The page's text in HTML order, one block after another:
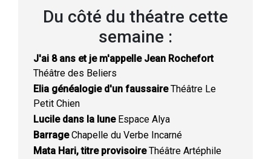
Du côté du théatre cette
semaine :
J'ai 8 ans et je m'appelle Jean Rochefort
Théâtre des Beliers
Elia généalogie d'un faussaireThéâtre Le
Petit Chien
Lucile dans la luneEspace Alya
BarrageChapelle du Verbe Incarné
Mata Hari, titre provisoireThéâtre Artéphile